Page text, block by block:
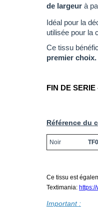
de largeur à
Idéal pour la
utilisée pour la
Ce tissu
premier choix.
FIN DE
Référence du
Noir TF
Ce tissu est
Textimania:
Important :